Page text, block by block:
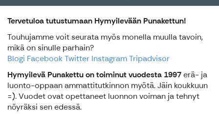
Tervetuloa tutustumaan Hymyilevään Punakettun!
Touhujamme voit seurata myös monella muulla tavoin,
mikä on sinulle parhain?
Blogi FacebookTwitter InstagramTripadvisor
Hymyilevä Punakettu on toiminut vuodesta 1997erä- ja
luonto-oppaan ammattitutkinnon myötä. Jäin koukkuun
=). Vuodet ovat opettaneet luonnon voiman ja tehnyt
nöyräksi sen edessä.